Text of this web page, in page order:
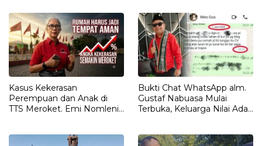
Kasus Kekerasan
Perempuan dan Anak di
TTS Meroket. Emi Nomleni :
Bukti Chat WhatsApp alm.
Gustaf Nabuasa Mulai
Terbuka, Keluarga Nilai Ada